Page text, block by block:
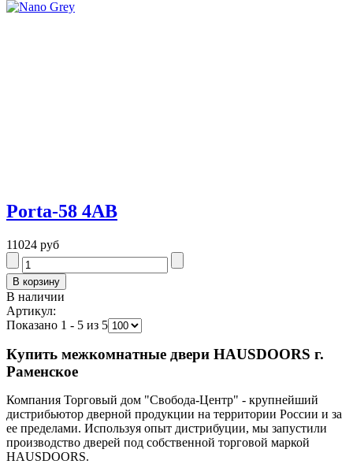
Porta-58 4AB
11024 руб
В наличии
Артикул:
Показано 1 - 5 из 5
Купить межкомнатные двери HAUSDOORS г.
Раменское
Компания Торговый дом "Свобода-Центр" - крупнейший
дистрибьютор дверной продукции на территории России и за
ее пределами. Используя опыт дистрибуции, мы запустили
производство дверей под собственной торговой маркой
HAUSDOORS.